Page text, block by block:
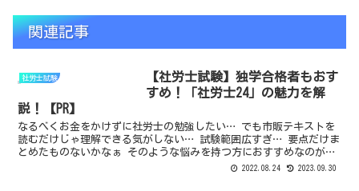
関連記事
社労士試験
【社労士試験】独学合格者もおす
すめ！「社労士24」の魅力を解
説！【PR】
なるべくお金をかけずに社労士の勉強したい… でも市販テキストを
読むだけじゃ理解できる気がしない… 試験範囲広すぎ… 要点だけま
とめたものないかなぁ そのような悩みを持つ方におすすめなのが
「社労士24」です。 社労士24の魅力 社労士試験の範...
2022.08.24 2023.09.30